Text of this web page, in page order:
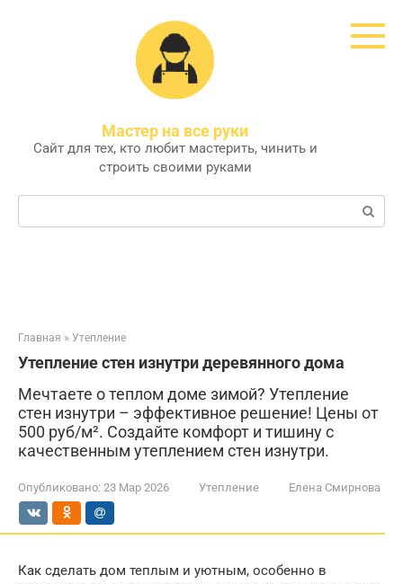
Мастер на все руки
Сайт для тех, кто любит мастерить, чинить и
строить своими руками
Поиск:
Главная » Утепление
Утепление стен изнутри деревянного дома
Мечтаете о теплом доме зимой? Утепление
стен изнутри – эффективное решение! Цены от
500 руб/м². Создайте комфорт и тишину с
качественным утеплением стен изнутри.
Опубликовано: 23 Мар 2026 Утепление Елена Смирнова
Как сделать дом теплым и уютным, особенно в